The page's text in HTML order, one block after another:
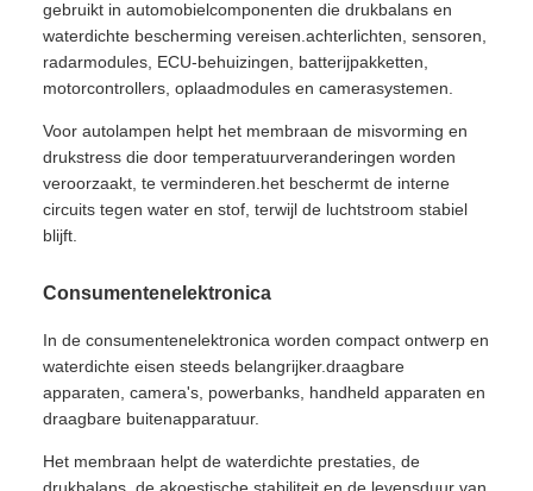
gebruikt in automobielcomponenten die drukbalans en
waterdichte bescherming vereisen.achterlichten, sensoren,
radarmodules, ECU-behuizingen, batterijpakketten,
motorcontrollers, oplaadmodules en camerasystemen.
Voor autolampen helpt het membraan de misvorming en
drukstress die door temperatuurveranderingen worden
veroorzaakt, te verminderen.het beschermt de interne
circuits tegen water en stof, terwijl de luchtstroom stabiel
blijft.
Consumentenelektronica
In de consumentenelektronica worden compact ontwerp en
waterdichte eisen steeds belangrijker.draagbare
apparaten, camera's, powerbanks, handheld apparaten en
draagbare buitenapparatuur.
Het membraan helpt de waterdichte prestaties, de